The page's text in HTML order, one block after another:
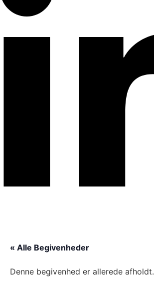
« Alle Begivenheder
Denne begivenhed er allerede afholdt.